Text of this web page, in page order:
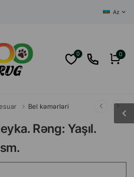
Az
0 0
Bel kəmərləri
Rəng: Yaşıl.